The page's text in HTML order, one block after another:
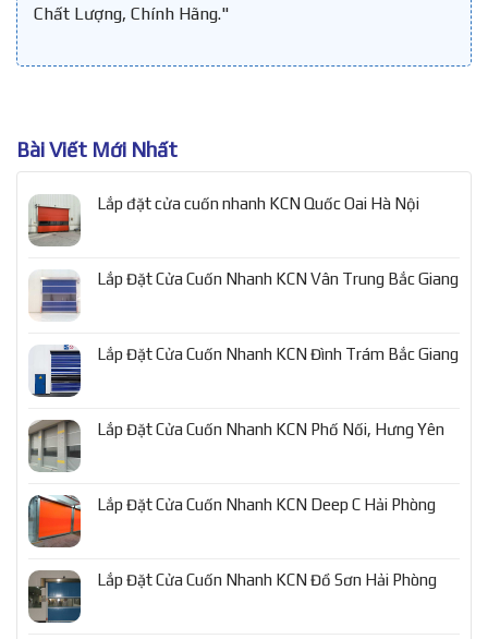
Chất Lượng, Chính Hãng."
Bài Viết Mới Nhất
Lắp đặt cửa cuốn nhanh KCN Quốc Oai Hà Nội
Lắp Đặt Cửa Cuốn Nhanh KCN Vân Trung Bắc Giang
Lắp Đặt Cửa Cuốn Nhanh KCN Đình Trám Bắc Giang
Lắp Đặt Cửa Cuốn Nhanh KCN Phố Nối, Hưng Yên
Lắp Đặt Cửa Cuốn Nhanh KCN Deep C Hải Phòng
Lắp Đặt Cửa Cuốn Nhanh KCN Đồ Sơn Hải Phòng